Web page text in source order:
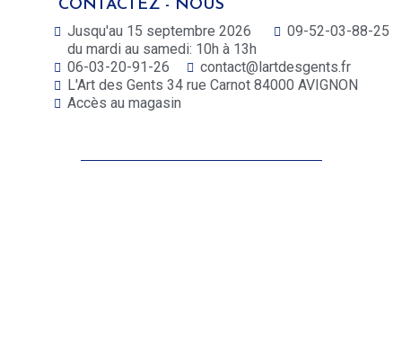
CONTACTEZ - NOUS
Jusqu'au 15 septembre 2026
du mardi au samedi: 10h à 13h
09-52-03-88-25
06-03-20-91-26
contact@lartdesgents.fr
L'Art des Gents 34 rue Carnot 84000 AVIGNON
Accès au magasin